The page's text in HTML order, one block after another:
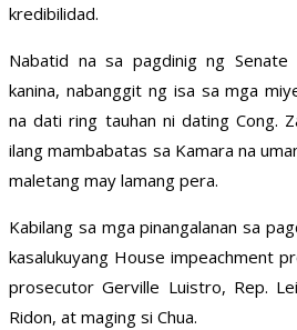
kredibilidad.
Nabatid na sa pagdinig ng Senate
kanina, nabanggit ng isa sa mga
na dati ring tauhan ni dating Cong.
ilang mambabatas sa Kamara na
maletang may lamang pera.
Kabilang sa mga pinangalanan sa
kasalukuyang House impeachment
prosecutor Gerville Luistro, Rep.
Ridon, at maging si Chua.